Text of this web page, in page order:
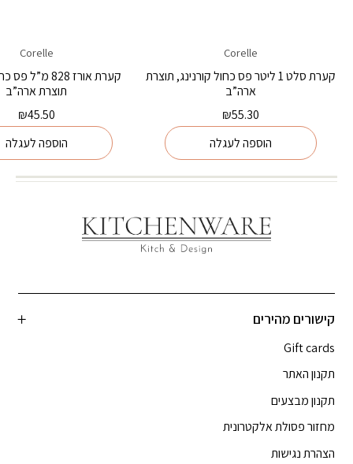
Corelle
קערת סלט 1 ליטר פס כחול קורנינג, תוצרת
ארה”ב
₪55.30
הוספה לעגלה
Corelle
קערת אורז 828
תוצרת ארה”ב
₪45.50
הוספה לעגלה
קישורים מהירים
Gift cards
תקנון האתר
תקנון מבצעים
מחזור פסולת אלקטרונית
הצהרת נגישות